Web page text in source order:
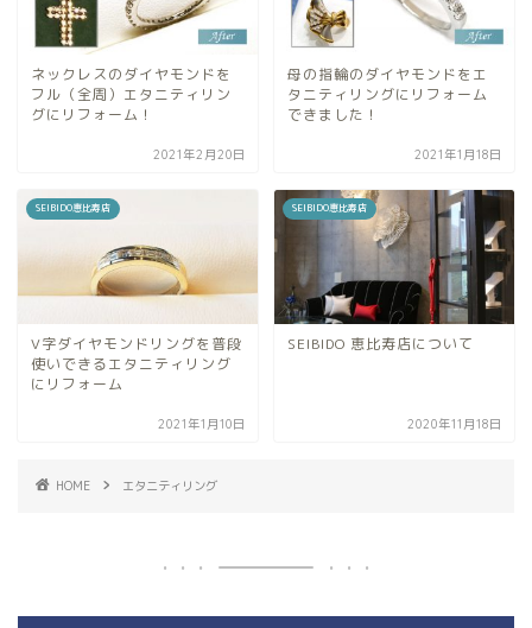
ネックレスのダイヤモンドを
フル（全周）エタニティリン
グにリフォーム！
2021年2月20日
母の指輪のダイヤモンドをエ
タニティリングにリフォーム
できました！
2021年1月18日
SEIBIDO恵比寿店
V字ダイヤモンドリングを普段
使いできるエタニティリング
にリフォーム
2021年1月10日
SEIBIDO恵比寿店
SEIBIDO 恵比寿店について
2020年11月18日
HOME エタニティリング